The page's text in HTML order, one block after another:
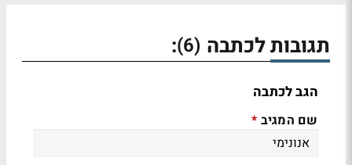
תגובות לכתבה (6)
:
הגב לכתבה
שם המגיב *